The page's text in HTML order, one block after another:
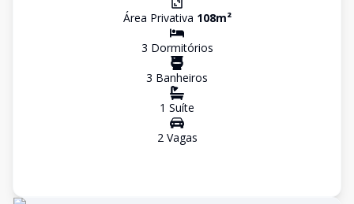
Área Privativa 108m²
3 Dormitórios
3 Banheiros
1 Suíte
2Vagas